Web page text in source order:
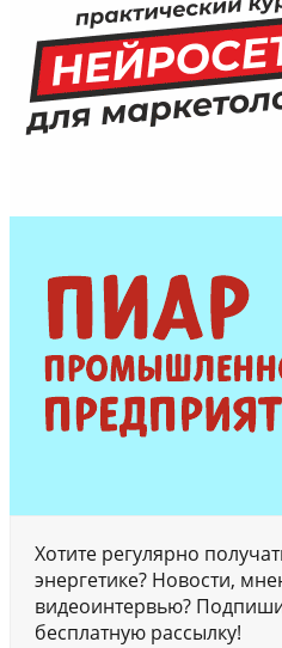
Хотите регулярно
энергетике? Новости,
видеоинтервью?
бесплатную рассылку!